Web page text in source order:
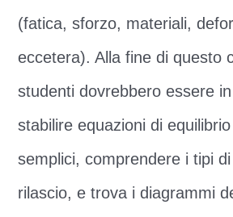
(fatica, sforzo, materiali,
eccetera). Alla fine di questo
studenti dovrebbero essere
stabilire equazioni di
semplici, comprendere i tipi
rilascio, e trova i diagrammi